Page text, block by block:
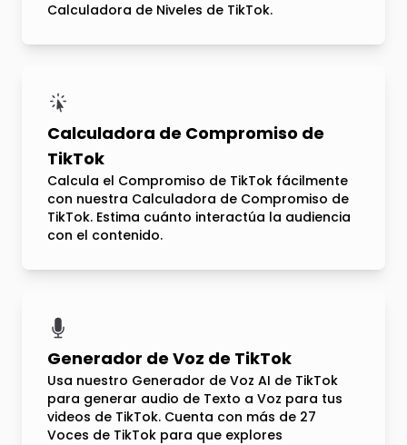
Calculadora de Niveles de TikTok.
Calculadora de Compromiso de
TikTok
Calcula el Compromiso de TikTok fácilmente
con nuestra Calculadora de Compromiso de
TikTok. Estima cuánto interactúa la audiencia
con el contenido.
Generador de Voz de TikTok
Usa nuestro Generador de Voz AI de TikTok
para generar audio de Texto a Voz para tus
videos de TikTok. Cuenta con más de 27
Voces de TikTok para que explores